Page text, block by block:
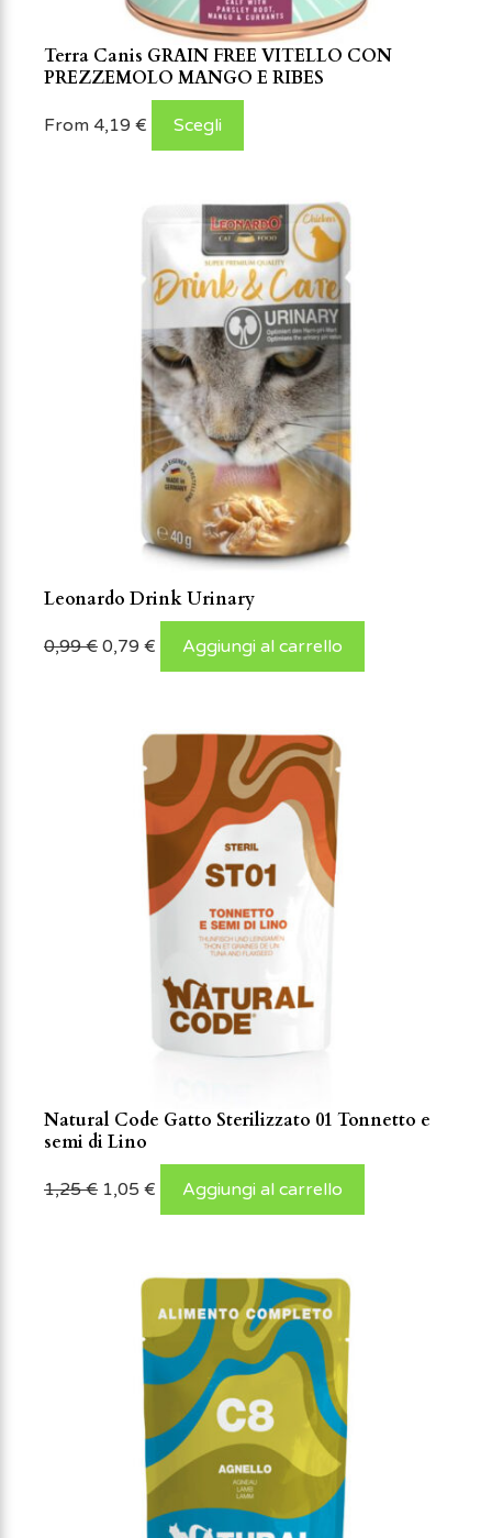
Terra Canis GRAIN FREE VITELLO CON
PREZZEMOLO MANGO E RIBES
From 4,19 € Scegli
Leonardo Drink Urinary
0,99€ 0,79 € Aggiungi al carrello
Natural Code Gatto Sterilizzato 01 Tonnetto e
semi di Lino
1,25€ 1,05 € Aggiungi al carrello